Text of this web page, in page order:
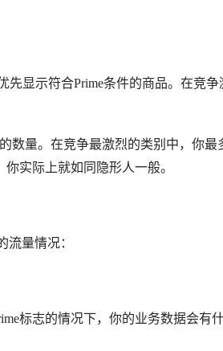
先显示符合Prime条件的商品。在竞争
数量。在竞争最激烈的类别中，你最
实际上就如同隐形人一般。
量情况：
标志的情况下，你的业务数据会有